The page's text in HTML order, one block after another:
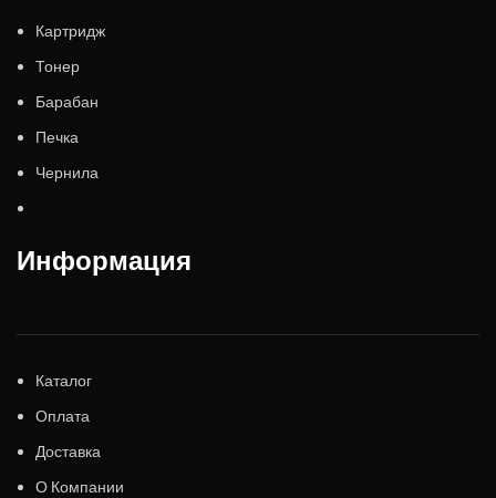
Картридж
Тонер
Барабан
Печка
Чернила
Информация
Каталог
Оплата
Доставка
О Компании